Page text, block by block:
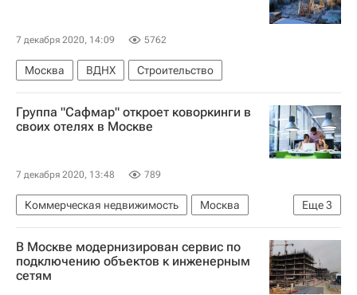
7 декабря 2020, 14:09 5762
Москва ВДНХ Строительство
Группа "Сафмар" откроет коворкинги в
своих отелях в Москве
7 декабря 2020, 13:48 789
Еще3
Коммерческая недвижимость
Москва
Гостиницы
Сафмар Коворкинги
В Москве модернизирован сервис по
подключению объектов к инженерным
сетям